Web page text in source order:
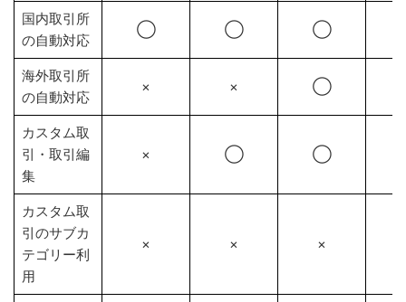
国内取引所
の自動対応
◯ ◯ ◯
海外取引所
の自動対応
× × ◯
カスタム取
引・取引編
集
× ◯ ◯
カスタム取
引のサブカ
テゴリー利
用
× × ×